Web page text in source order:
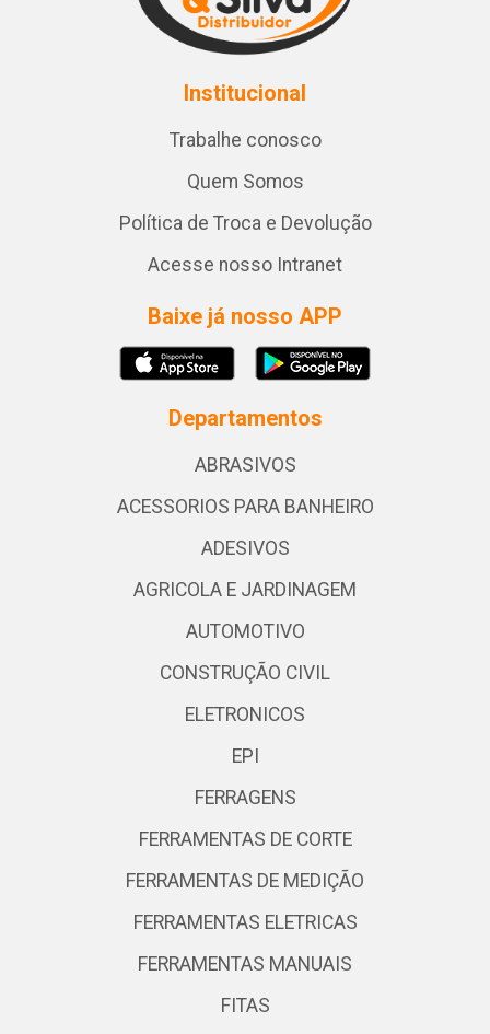
Institucional
Trabalhe conosco
Quem Somos
Política de Troca e Devolução
Acesse nosso Intranet
Baixe já nosso APP
Departamentos
ABRASIVOS
ACESSORIOS PARA BANHEIRO
ADESIVOS
AGRICOLA E JARDINAGEM
AUTOMOTIVO
CONSTRUÇÃO CIVIL
ELETRONICOS
EPI
FERRAGENS
FERRAMENTAS DE CORTE
FERRAMENTAS DE MEDIÇÃO
FERRAMENTAS ELETRICAS
FERRAMENTAS MANUAIS
FITAS